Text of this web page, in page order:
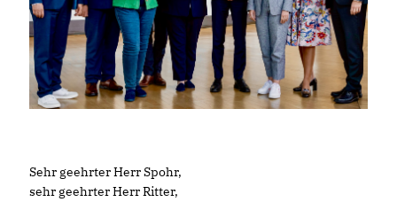
Sehr geehrter Herr Spohr,
sehr geehrter Herr Ritter,